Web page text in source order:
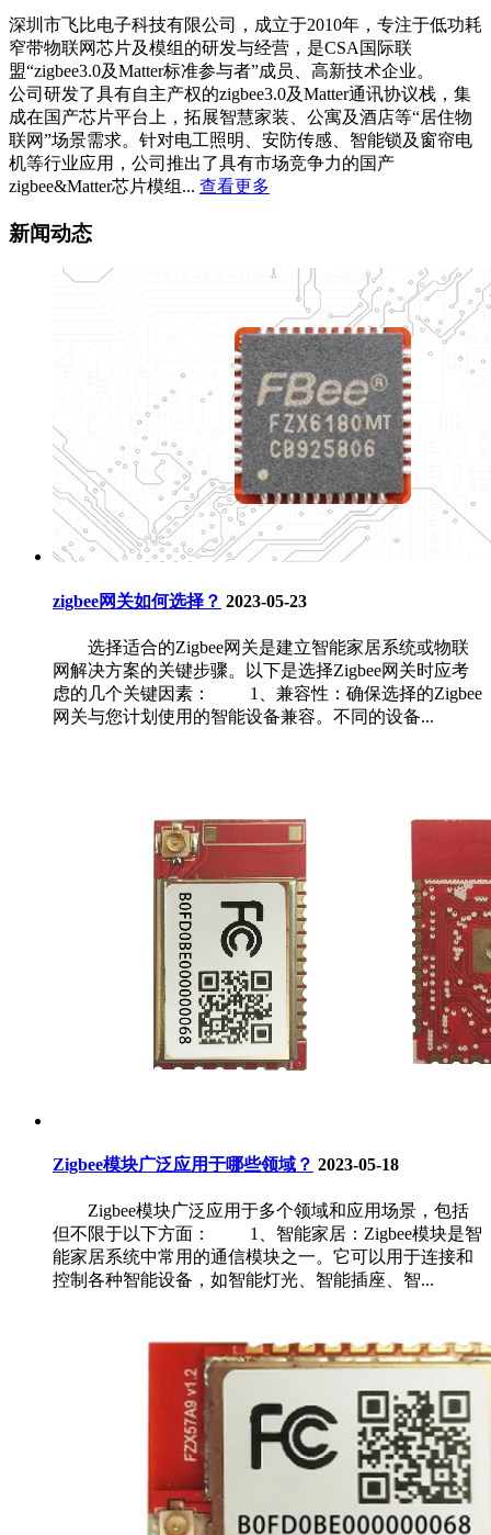
深圳市飞比电子科技有限公司，成立于2010年，专注于低功耗
窄带物联网芯片及模组的研发与经营，是CSA国际联
盟“zigbee3.0及Matter标准参与者”成员、高新技术企业。
公司研发了具有自主产权的zigbee3.0及Matter通讯协议栈，集
成在国产芯片平台上，拓展智慧家装、公寓及酒店等“居住物
联网”场景需求。针对电工照明、安防传感、智能锁及窗帘电
机等行业应用，公司推出了具有市场竞争力的国产
zigbee&Matter芯片模组... 查看更多
新闻动态
zigbee网关如何选择？ 2023-05-23
选择适合的Zigbee网关是建立智能家居系统或物联
网解决方案的关键步骤。以下是选择Zigbee网关时应考
虑的几个关键因素： 1、兼容性：确保选择的Zigbee
网关与您计划使用的智能设备兼容。不同的设备...
Zigbee模块广泛应用于哪些领域？ 2023-05-18
Zigbee模块广泛应用于多个领域和应用场景，包括
但不限于以下方面： 1、智能家居：Zigbee模块是智
能家居系统中常用的通信模块之一。它可以用于连接和
控制各种智能设备，如智能灯光、智能插座、智...